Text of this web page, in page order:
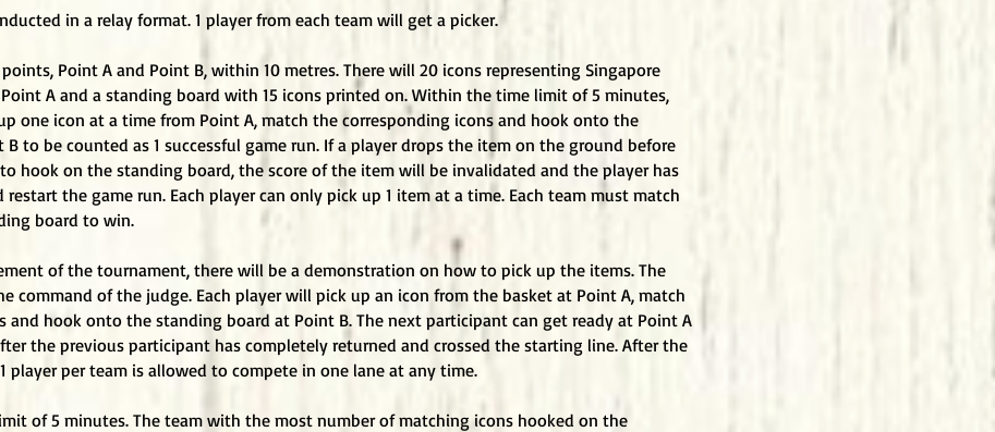
in a relay format. 1 player from each team will get a picker.
Point A and Point B, within 10 metres. There will 20 icons representing Singapore
A and a standing board with 15 icons printed on. Within the time limit of 5 minutes,
one icon at a time from Point A, match the corresponding icons and hook onto the
to be counted as 1 successful game run. If a player drops the item on the ground before
hook on the standing board, the score of the item will be invalidated and the player has
the game run. Each player can only pick up 1 item at a time. Each team must match
board to win.
of the tournament, there will be a demonstration on how to pick up the items. The
command of the judge. Each player will pick up an icon from the basket at Point A, match
and hook onto the standing board at Point B. The next participant can get ready at Point A
the previous participant has completely returned and crossed the starting line. After the
player per team is allowed to compete in one lane at any time.
of 5 minutes. The team with the most number of matching icons hooked on the